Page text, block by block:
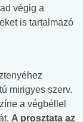
végig a
is tartalmazó
mirigyes szerv.
a végbéllel
A prosztata az